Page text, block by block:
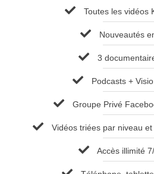
Toutes les vidéos
Nouveautés
3
Podcasts +
Groupe Privé
Vidéos triées par niveau
Accès illimité